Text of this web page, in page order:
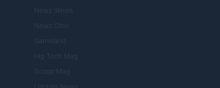
Newz Illinois
Newz Ohio
Gameland
Hig Tech Mag
Scoop Mag